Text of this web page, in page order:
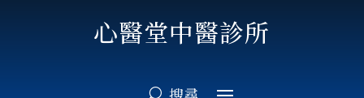
心醫堂中醫診所